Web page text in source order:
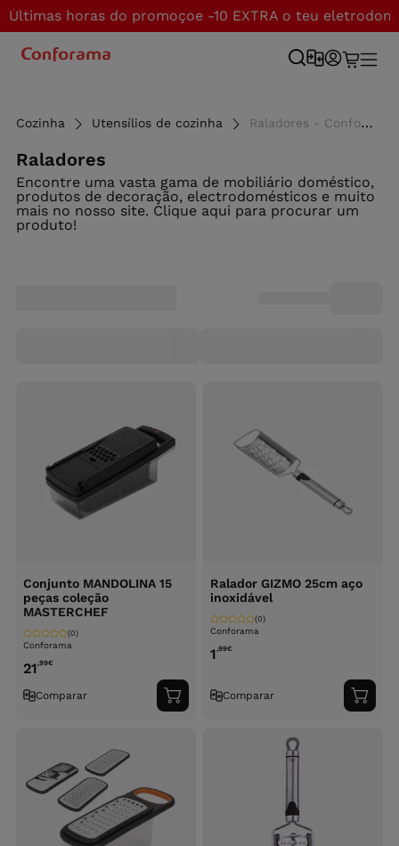
Últimas horas do promoçoe -10 EXTRA o teu
Cozinha Utensílios de cozinha Raladores - Conforama
Raladores
Encontre uma vasta gama de mobiliário doméstico,
produtos de decoração, electrodomésticos e muito
mais no nosso site. Clique aqui para procurar um
produto!
Conjunto MANDOLINA 15
peças coleção
MASTERCHEF
Conforama
(0)
21,99€
Comparar
Adicionar
ao
Ralador GIZMO 25cm aço
inoxidável
Conforama
(0)
1,99€
Comparar
ao